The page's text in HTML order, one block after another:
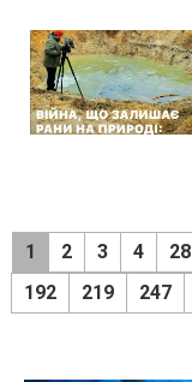
1 2 3 4 28
192
219 247